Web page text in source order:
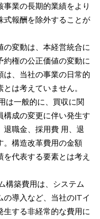
業の長期的業績をより
式報酬を除外することが
変動は、本経営統合に
権の公正価値の変動に
、当社の事業の日常的
は考えていません。
は一般的に、買収に関
成の変更に伴い発生す
退職金、採用費 用、退
。構造改革費用の金額
代表する要素とは考え
構築費用は、システム
の導入など、当社のITイ
生する非経常的な費用に